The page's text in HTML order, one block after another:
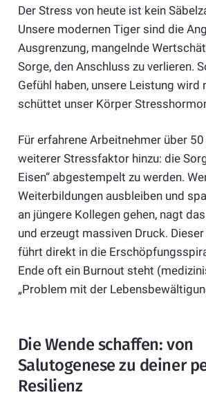
Der Stress von heute ist kein
Unsere modernen Tiger sind die
Ausgrenzung, mangelnde
Sorge, den Anschluss zu verlieren.
Gefühl haben, unsere Leistung wird
schüttet unser Körper
Für erfahrene Arbeitnehmer über
weiterer Stressfaktor hinzu: die
Eisen“ abgestempelt zu werden.
Weiterbildungen ausbleiben und
an jüngere Kollegen gehen, nagt
und erzeugt massiven Druck.
führt direkt in die
Ende oft ein Burnout steht
„Problem mit der
Die Wende schaffen: von
Salutogenese zu deiner
Resilienz